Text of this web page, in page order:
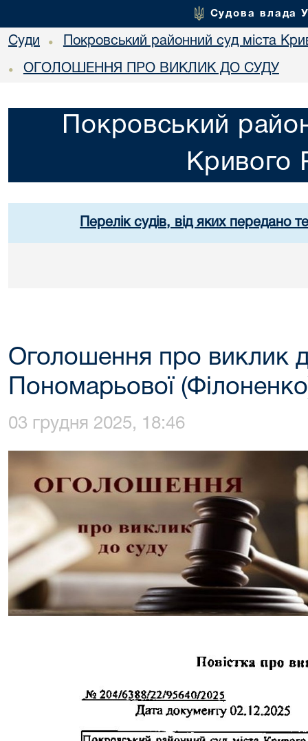
Судова влада
Суди • Покровський районний суд міста
• ОГОЛОШЕННЯ ПРО ВИКЛИК ДО СУДУ
Покровський
Кривого
Перелік судів, від яких передано
Оголошення про виклик
Пономарьової
03 грудня 2025, 18:46